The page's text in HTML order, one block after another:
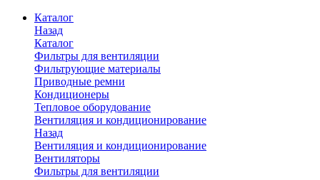
Каталог
Назад
Каталог
Фильтры для вентиляции
Фильтрующие материалы
Приводные ремни
Кондиционеры
Тепловое оборудование
Вентиляция и кондиционирование
Назад
Вентиляция и кондиционирование
Вентиляторы
Фильтры для вентиляции